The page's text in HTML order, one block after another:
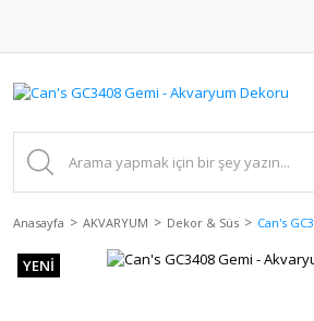
Anasayfa AKVARYUM Dekor & Süs Can's
YENİ